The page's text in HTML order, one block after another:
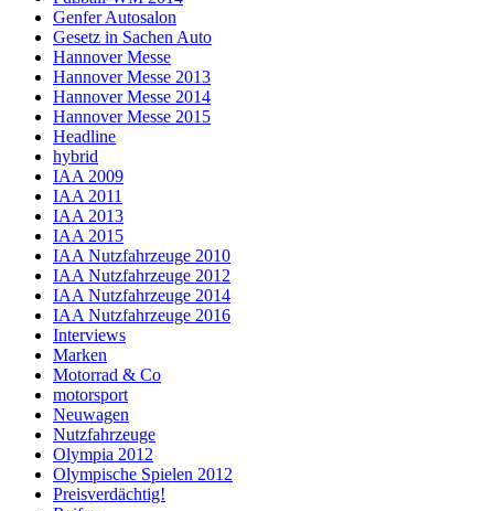
Genfer Autosalon
Gesetz in Sachen Auto
Hannover Messe
Hannover Messe 2013
Hannover Messe 2014
Hannover Messe 2015
Headline
hybrid
IAA 2009
IAA 2011
IAA 2013
IAA 2015
IAA Nutzfahrzeuge 2010
IAA Nutzfahrzeuge 2012
IAA Nutzfahrzeuge 2014
IAA Nutzfahrzeuge 2016
Interviews
Marken
Motorrad & Co
motorsport
Neuwagen
Nutzfahrzeuge
Olympia 2012
Olympische Spielen 2012
Preisverdächtig!